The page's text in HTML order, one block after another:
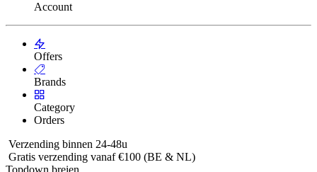
Account
Offers
Brands
Category
Orders
Verzending binnen 24-48u
Gratis verzending vanaf €100 (BE & NL)